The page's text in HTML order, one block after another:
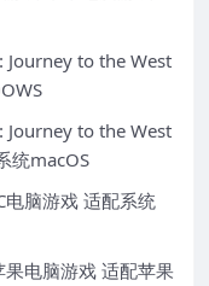
Journey to the West
Journey to the West
统macOS
脑游戏 适配系统
电脑游戏 适配苹果